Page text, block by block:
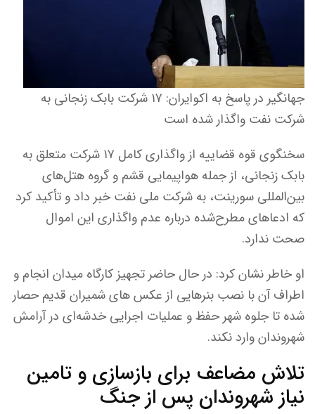
جهانگیر در پاسخ به اکوایران: ۱۷ شرکت بابک زنجانی به
شرکت نفت واگذار شده است
سخنگوی قوه قضاییه از واگذاری کامل ۱۷ شرکت متعلق به
بابک زنجانی، از جمله هواپیمایی قشم و گروه هتل‌های
بین‌المللی سورینت، به شرکت ملی نفت خبر داد و تأکید کرد
که ادعاهای مطرح‌شده درباره عدم واگذاری این اموال
صحت ندارد.
او خاطر نشان کرد: در حال حاضر تجهیز کارگاه میدان انجام و
اطراف آن با نصب بنرهایی از عکس های شمیران قدیم حصار
شده تا جلوه شهر حفظ و عملیات اجرایی خدشه‌ای در آرامش
شهروندان وارد نکند.
تلاش مضاعف برای بازسازی و تامین
نیاز شهروندان پس از جنگ